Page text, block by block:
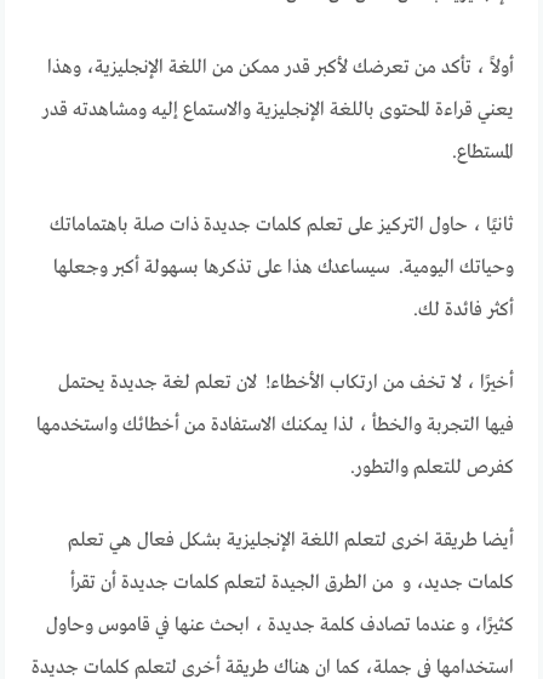
أولاً ، تأكد من تعرضك لأكبر قدر ممكن من اللغة الإنجليزية، وهذا
يعني قراءة المحتوى باللغة الإنجليزية والاستماع إليه ومشاهدته قدر
المستطاع.
ثانيًا ، حاول التركيز على تعلم كلمات جديدة ذات صلة باهتماماتك
وحياتك اليومية. سيساعدك هذا على تذكرها بسهولة أكبر وجعلها
أكثر فائدة لك.
أخيرًا ، لا تخف من ارتكاب الأخطاء! لان تعلم لغة جديدة يحتمل
فيها التجربة والخطأ ، لذا يمكنك الاستفادة من أخطائك واستخدمها
كفرص للتعلم والتطور.
أيضا طريقة اخرى لتعلم اللغة الإنجليزية بشكل فعال هي تعلم
كلمات جديد، و من الطرق الجيدة لتعلم كلمات جديدة أن تقرأ
كثيرًا، و عندما تصادف كلمة جديدة ، ابحث عنها في قاموس وحاول
استخدامها في جملة، كما ان هناك طريقة أخرى لتعلم كلمات جديدة